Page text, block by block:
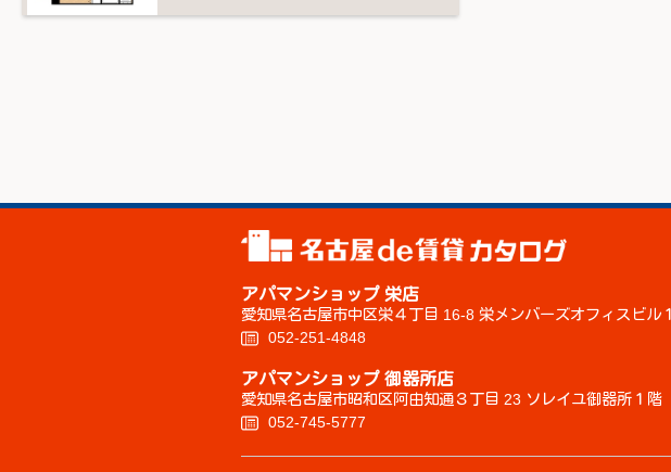
アパマンショップ 栄店
愛知県名古屋市中区栄４丁目 16-8 栄メンバーズオフィスビル
052-251-4848
アパマンショップ 御器所店
愛知県名古屋市昭和区阿由知通３丁目 23 ソレイユ御器所１階
052-745-5777